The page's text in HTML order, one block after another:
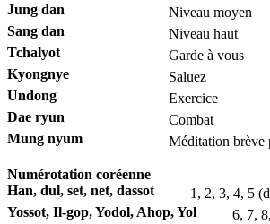
Jung dan
Niveau moyen
Sang dan
Niveau haut
Tchalyot
Garde à vous
Kyongnye
Saluez
Undong
Exercice
Dae ryun
Combat
Mung nyum
Méditation brève
Numérotation coréenne
Han, dul, set, net, dassot
1, 2, 3, 4, 5
Yossot, Il-gop, Yodol, Ahop, Yol
6, 7,